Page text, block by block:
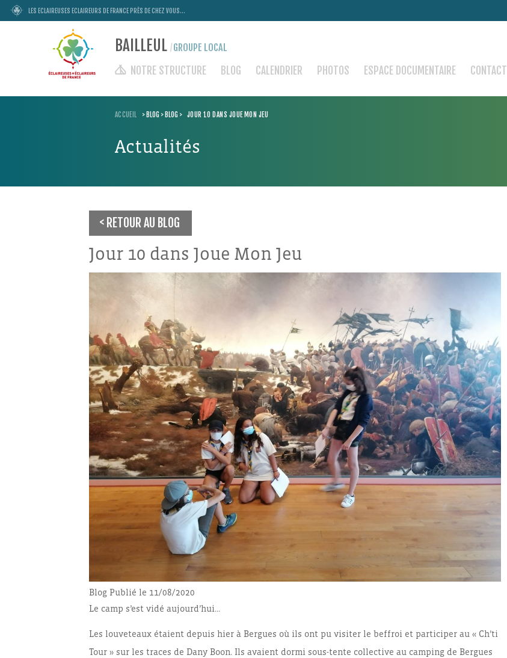
LES ECLAIREUSES ECLAIREURS DE FRANCE PRÈS DE CHEZ VOUS...
BAILLEUL /GROUPE LOCAL
NOTRE STRUCTURE BLOG CALENDRIER PHOTOS ESPACE DOCUMENTAIRE CONTACT
ACCUEIL > BLOG > BLOG > JOUR 10 DANS JOUE MON JEU
Actualités
RETOUR AU BLOG
Jour 10 dans Joue Mon Jeu
Blog Publié le 11/08/2020
Le camp s’est vidé aujourd’hui…
Les louveteaux étaient depuis hier à Bergues où ils ont pu visiter le beffroi et participer au « Ch’ti
Tour » sur les traces de Dany Boon. Ils avaient dormi sous-tente collective au camping de Bergues